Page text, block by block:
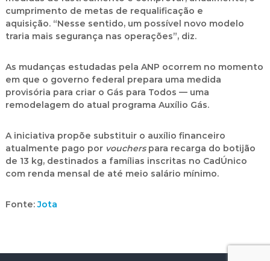
cumprimento de metas de requalificação e
aquisição. “Nesse sentido, um possível novo modelo
traria mais segurança nas operações”, diz.
As mudanças estudadas pela ANP ocorrem no momento
em que o governo federal prepara uma medida
provisória para criar o Gás para Todos — uma
remodelagem do atual programa Auxílio Gás.
A iniciativa propõe substituir o auxílio financeiro
atualmente pago por voucherspara recarga do botijão
de 13 kg, destinados a famílias inscritas no CadÚnico
com renda mensal de até meio salário mínimo.
Fonte:Jota